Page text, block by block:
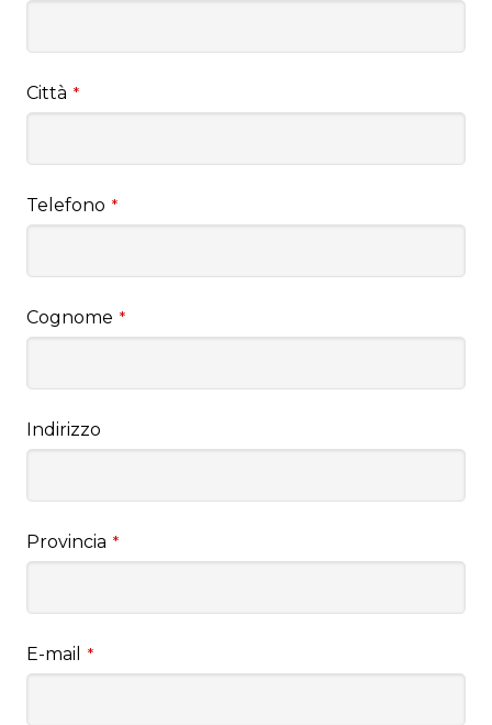
Città *
Telefono *
Cognome *
Indirizzo
Provincia *
E-mail *